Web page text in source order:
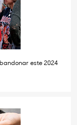
este 2024